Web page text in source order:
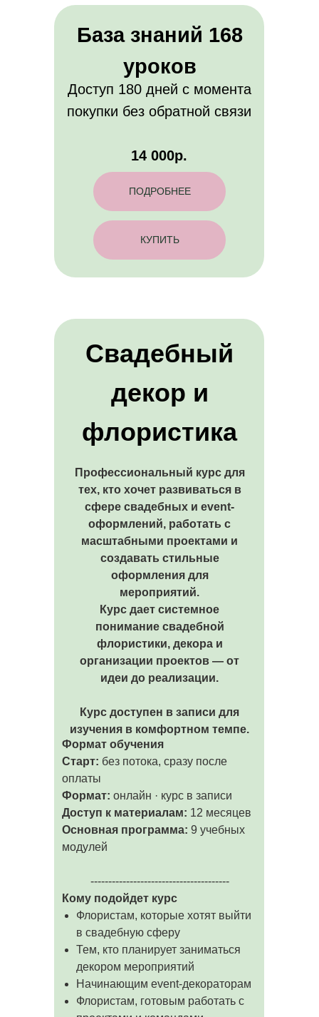
База знаний 168
уроков
Доступ 180 дней с момента
покупки без обратной связи
14 000р.
ПОДРОБНЕЕ
КУПИТЬ
Профессиональный курс для
тех, кто хочет развиваться в
сфере свадебных и event-
оформлений, работать с
масштабными проектами и
создавать стильные
оформления для
мероприятий.
Курс дает системное
понимание свадебной
флористики, декора и
организации проектов — от
идеи до реализации.
Курс доступен в записи для
изучения в комфортном темпе.
Формат обучения
Старт: без потока, сразу после
оплаты
Формат: онлайн · курс в записи
Доступ к материалам: 12 месяцев
Основная программа: 9 учебных
модулей
---------------------------------------
Кому подойдет курс
Флористам, которые хотят выйти
в свадебную сферу
Тем, кто планирует заниматься
декором мероприятий
Начинающим event-декораторам
Флористам, готовым работать с
Свадебный
декор и
флористика